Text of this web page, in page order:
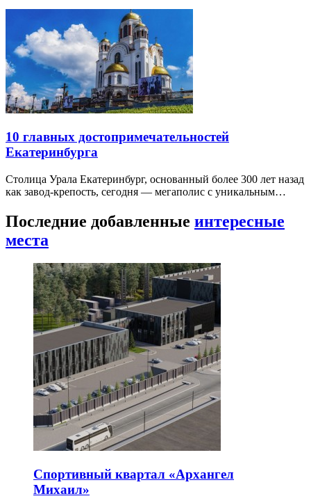
10 главных достопримечательностей
Екатеринбурга
Столица Урала Екатеринбург, основанный более 300 лет назад
как завод-крепость, сегодня — мегаполис с уникальным…
Последние добавленные интересные
места
Спортивный квартал «Архангел
Михаил»